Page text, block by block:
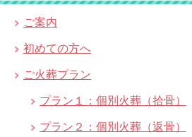
ご案内
初めての方へ
ご火葬プラン
プラン１：個別火葬（拾骨）
プラン２：個別火葬（返骨）